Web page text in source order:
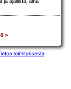
ja ajallista, aina
>
toimituksesta